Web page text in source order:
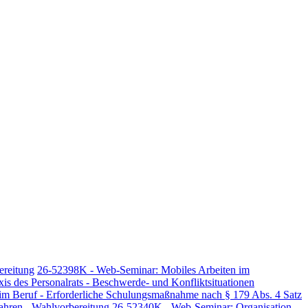
26-52398K - Web-Seminar: Mobiles Arbeiten im
des Personalrats - Beschwerde- und Konfliktsituationen
Beruf - Erforderliche Schulungsmaßnahme nach § 179 Abs. 4 Satz